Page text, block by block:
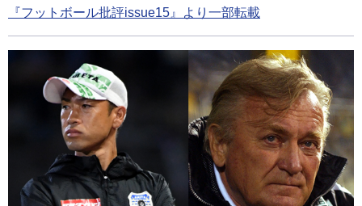
『フットボール批評issue15』より一部転載